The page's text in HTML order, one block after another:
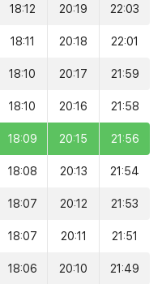
18:12 20:19 22:03
18:11 20:18 22:01
18:10 20:17 21:59
18:10 20:16 21:58
18:09 20:15 21:56
18:08 20:13 21:54
18:07 20:12 21:53
18:07 20:11 21:51
18:06 20:10 21:49